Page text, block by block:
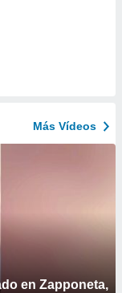
Más Vídeos
en Zapponeta,